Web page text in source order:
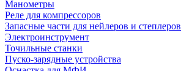
Манометры
Реле для компрессоров
Запасные части для нейлеров и степлеров
Электроинструмент
Точильные станки
Пуско-зарядные устройства